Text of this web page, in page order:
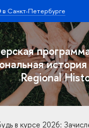
Санкт-Петербурге
Regional
в курсе 2026: